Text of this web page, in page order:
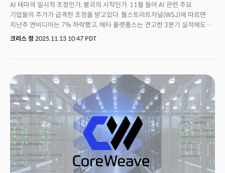
AI 테마의 일시적 조정인가, 붕괴의 시작인가. 11월 들어 AI 관련 주요
기업들의 주가가 급격한 조정을 받고있다. 월스트리트저널(WSJ)에 따르면
지난주 엔비디아는 7% 하락했고, 메타 플랫폼스는 견고한 3분기 실적에도
불구하고 17% 급락했다. 팔란티어는 주가수익비율 250배를 돌파한 뒤 8%
연매출은 200억 달러에 불과하다. 회사는 2028년까지 누적 손실이 740억
달러에 이를 것으로 예상한다. 이에 일부 투자자들의 우려가 깊어지자 CEO인
샘 알트만은 지난주 X에서 "최근 지출 규모가 우려를 불러일으키는 것은
이해한다"며 소비자 기기, 로보틱스, AI 클라우드 서비스 등이 곧 새로운
수익원이 될 것임을 언급했다.그러나 해명이 필요하다는 것 자체가 시장에
확신이 부족하다는 것을 의미한다. 이 수익원들이 아직 존재조차 하지
않는다는 점에서 시장의 우려는 당연하다. 문제는 이것이 오픈AI만의
이야기가 아니라는 점이다. 특히 AI 인프라 투자 전체가 부채로 작용하기
시작했다는 점에서 이는 더욱 그렇다.
크리스 정 2025.11.13 10:47 PDT